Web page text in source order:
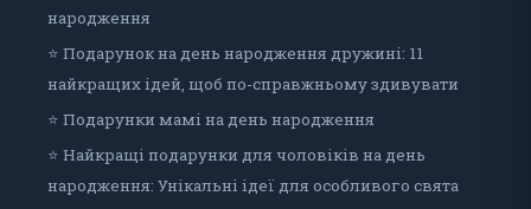
народження
⭐ Подарунок на день народження дружині: 11
найкращих ідей, щоб по-справжньому здивувати
⭐ Подарунки мамі на день народження
⭐ Найкращі подарунки для чоловіків на день
народження: Унікальні ідеї для особливого свята